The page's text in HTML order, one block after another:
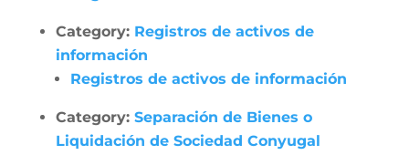
Category: Registros de activos de
información
Registros de activos de información
Category: Separación de Bienes o
Liquidación de Sociedad Conyugal